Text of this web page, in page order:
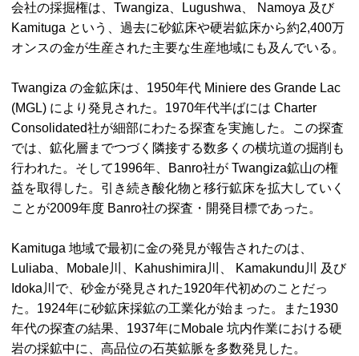
会社の採掘権は、 Twangiza、Lugushwa、 Namoya 及び
Kamituga という、過去に砂鉱床や硬岩鉱床から約2,400万
オンスの金が生産された主要な生産地域にも及んでいる。
Twangiza の金鉱床は、1950年代 Miniere des Grande Lac
(MGL) により発見された。1970年代半ばには Charter
Consolidated社が細部にわたる探査を実施した。この探査
では、鉱化層までつづく隣接する数多くの横坑道の掘削も
行われた。そして1996年、Banro社が Twangiza鉱山の権
益を取得した。引き続き酸化物と移行鉱床を拡大していく
ことが2009年度 Banro社の探査・開発目標であった。
Kamituga 地域で最初に金の発見が報告されたのは、
Luliaba、Mobale川、 Kahushimira 川、 Kamakundu 川 及び
Idoka 川で、砂金が発見された1920年代初めのことだっ
た。1924年に砂鉱床採鉱の工業化が始まった。また1930
年代の探査の結果、1937年に Mobale 坑内作業における硬
岩の採鉱中に、高品位の石英鉱脈を多数発見した。